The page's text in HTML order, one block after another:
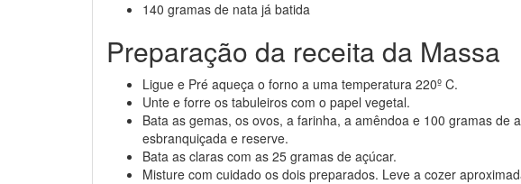
140 gramas de nata já batida
Preparação da receita da Massa
Ligue e Pré aqueça o forno a uma temperatura 220º C.
Unte e forre os tabuleiros com o papel vegetal.
Bata as gemas, os ovos, a farinha, a amêndoa e 100 gramas de
esbranquiçada e reserve.
Bata as claras com as 25 gramas de açúcar.
Misture com cuidado os dois preparados. Leve a cozer